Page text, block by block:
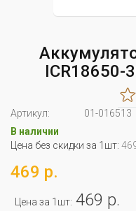
ICR18650-
Артикул:
01-016513
В наличии
Цена без скидки за 1шт:
469 р.
Цена за 1шт: 469 р.